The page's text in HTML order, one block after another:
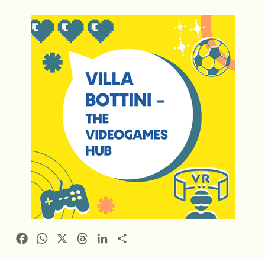
FacebookWhatsApp ThreadsLinkedIn